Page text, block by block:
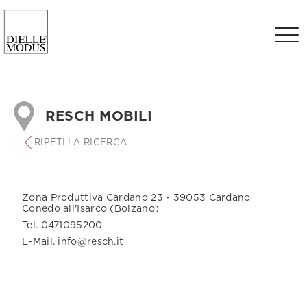
RESCH MOBILI
RIPETI LA RICERCA
Zona Produttiva Cardano 23 - 39053 Cardano
Conedo all'Isarco (Bolzano)
Tel. 0471095200
E-Mail. info@resch.it